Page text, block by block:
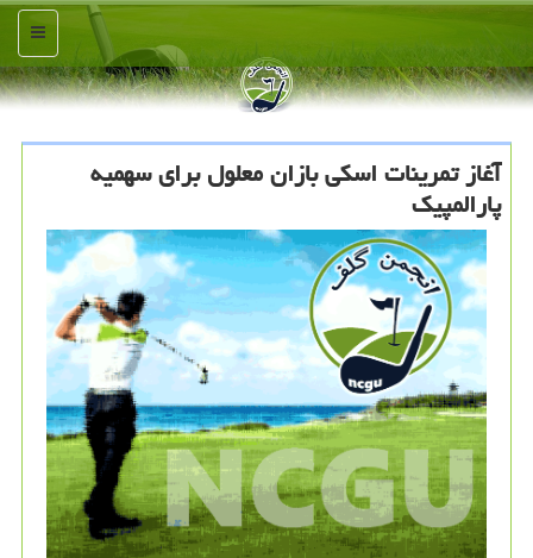
منو
آغاز تمرینات اسكی بازان معلول برای سهمیه
پارالمپیك